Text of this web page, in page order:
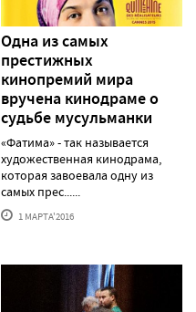
Одна из самых
престижных
кинопремий мира
вручена кинодраме о
судьбе мусульманки
«Фатима» - так называется
художественная кинодрама,
которая завоевала одну из
самых прес......
1 МАРТА'2016